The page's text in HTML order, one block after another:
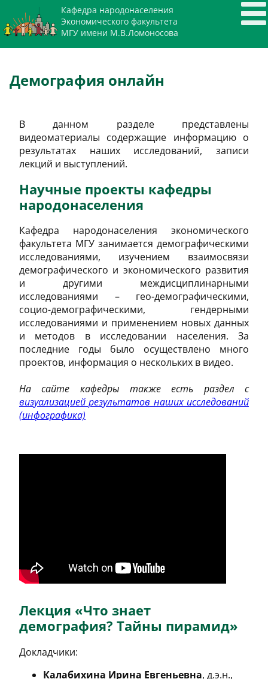
Кафедра народонаселения
Экономического факультета
МГУ имени М.В.Ломоносова
Демография онлайн
В данном разделе представлены
видеоматериалы содержащие информацию о
результатах наших исследований, записи
лекций и выступлений.
Научные проекты кафедры
народонаселения
Кафедра народонаселения экономического
факультета МГУ занимается демографическими
исследованиями, изучением взаимосвязи
демографического и экономического развития
и другими междисциплинарными
исследованиями – гео-демографическими,
социо-демографическими, гендерными
исследованиями и применением новых данных
и методов в исследовании населения. За
последние годы было осуществлено много
проектов, информация о нескольких в видео.
На сайте кафедры также есть раздел с
визуализацией результатов наших исследований
(инфографика)
Лекция «Что знает
демография? Тайны пирамид»
Докладчики:
Калабихина Ирина Евгеньевна, д.э.н.,